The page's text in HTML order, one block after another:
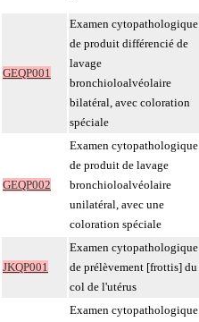
GEQP001
Examen cytopathologique
de produit différencié de
lavage
bronchioloalvéolaire
bilatéral, avec coloration
spéciale
GEQP002
Examen cytopathologique
de produit de lavage
bronchioloalvéolaire
unilatéral, avec une
coloration spéciale
JKQP001
Examen cytopathologique
de prélèvement [frottis] du
col de l'utérus
Examen cytopathologique